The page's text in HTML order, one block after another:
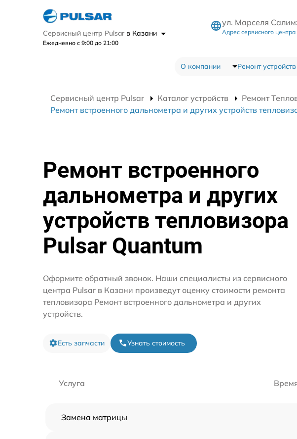
Сервисный центр Pulsar в Казани
Ежедневно с 9:00 до 21:00
ул. Марселя
Адрес сервисного центра
О компании Ремонт устройств
Сервисный центр Pulsar Каталог устройств Ремонт
Ремонт встроенного дальнометра и других устройств
Ремонт встроенного
дальнометра и других
устройств тепловизора
Pulsar Quantum
Оформите обратный звонок. Наши специалисты из сервисного
центра Pulsar в Казани произведут оценку стоимости ремонта
тепловизора Ремонт встроенного дальнометра и других
устройств.
Есть запчасти Узнать стоимость
Услуга
Замена матрицы